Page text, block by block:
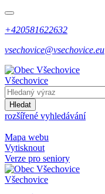
+420581622632
vsechovice@vsechovice.eu
Všechovice
Hledat
rozšířené vyhledávání
Mapa webu
Vytisknout
Verze pro seniory
Všechovice